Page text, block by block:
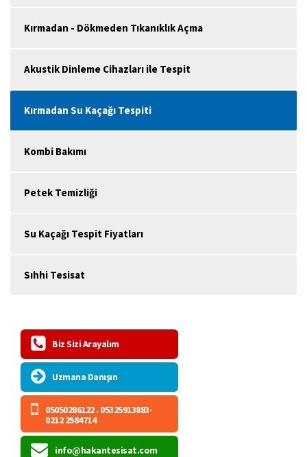
Kırmadan - Dökmeden Tıkanıklık Açma
Akustik Dinleme Cihazları ile Tespit
Kırmadan Su Kaçağı Tespiti
Kombi Bakımı
Petek Temizliği
Su Kaçağı Tespit Fiyatları
Sıhhi Tesisat
Biz Sizi Arayalım
Uzmana Danışın
05050286122 . 05325913883-
0212 2584714
info@hakantesisat.com